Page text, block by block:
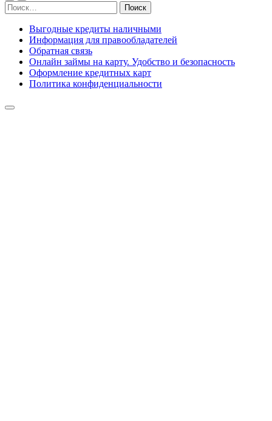
Найти:
Выгодные кредиты наличными
Информация для правообладателей
Обратная связь
Онлайн займы на карту. Удобство и безопасность
Оформление кредитных карт
Политика конфиденциальности